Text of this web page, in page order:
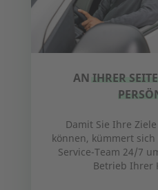
AN IHRER
Damit Sie Ihre
können, kümmert
Service-Team 24/7
Betrieb Ihrer